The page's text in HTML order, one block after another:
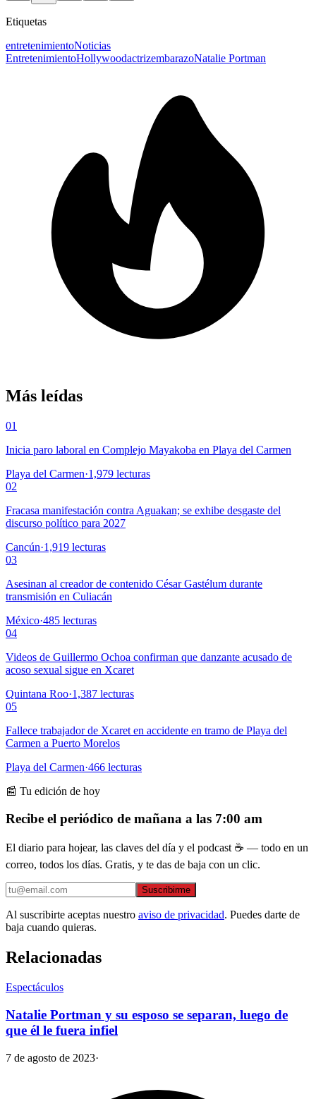
Etiquetas
entretenimientoNoticias
EntretenimientoHollywoodactrizembarazoNatalie Portman
Más leídas
01
Inicia paro laboral en Complejo Mayakoba en Playa del Carmen
Playa del Carmen·1,979 lecturas
02
Fracasa manifestación contra Aguakan; se exhibe desgaste del
discurso político para 2027
Cancún·1,919 lecturas
03
Asesinan al creador de contenido César Gastélum durante
transmisión en Culiacán
México·485 lecturas
04
Videos de Guillermo Ochoa confirman que danzante acusado de
acoso sexual sigue en Xcaret
Quintana Roo·1,387 lecturas
05
Fallece trabajador de Xcaret en accidente en tramo de Playa del
Carmen a Puerto Morelos
Playa del Carmen·466 lecturas
📰 Tu edición de hoy
Recibe el periódico de mañana a las 7:00 am
El diario para hojear, las claves del día y el podcast ☕ — todo en un
correo, todos los días. Gratis, y te das de baja con un clic.
Suscribirme
Al suscribirte aceptas nuestro aviso de privacidad. Puedes darte de
baja cuando quieras.
Relacionadas
Espectáculos
Natalie Portman y su esposo se separan, luego de
que él le fuera infiel
7 de agosto de 2023·